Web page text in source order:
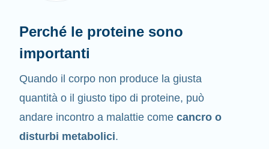
Perché le proteine sono
importanti
Quando il corpo non produce la giusta
quantità o il giusto tipo di proteine, può
andare incontro a malattie come cancro o
disturbi metabolici.